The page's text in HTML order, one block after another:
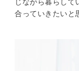
合っていきたいと